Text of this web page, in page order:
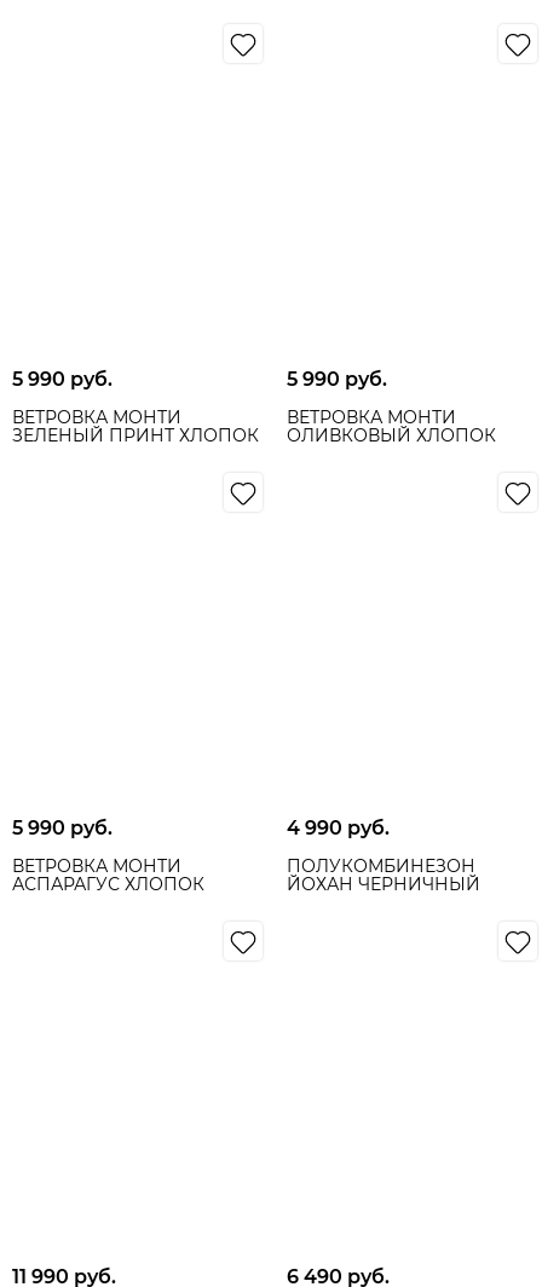
5 990 руб.
ВЕТРОВКА МОНТИ
ЗЕЛЕНЫЙ ПРИНТ ХЛОПОК
5 990 руб.
ВЕТРОВКА МОНТИ
ОЛИВКОВЫЙ ХЛОПОК
5 990 руб.
ВЕТРОВКА МОНТИ
АСПАРАГУС ХЛОПОК
4 990 руб.
ПОЛУКОМБИНЕЗОН
ЙОХАН ЧЕРНИЧНЫЙ
11 990 руб. 6 490 руб.